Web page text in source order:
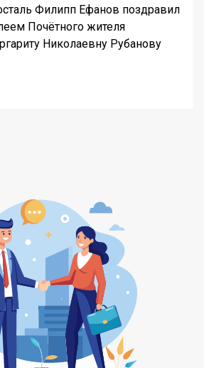
Филипп Ефанов поздравил
Почётного жителя
Николаевну Рубанову